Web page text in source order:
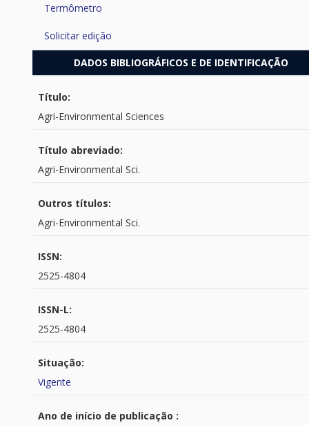
Termômetro
Solicitar edição
DADOS BIBLIOGRÁFICOS E DE IDENTIFICAÇÃO
Título:
Agri-Environmental Sciences
Título abreviado:
Agri-Environmental Sci.
Outros títulos:
Agri-Environmental Sci.
ISSN:
2525-4804
ISSN-L:
2525-4804
Situação:
Vigente
Ano de início de publicação :